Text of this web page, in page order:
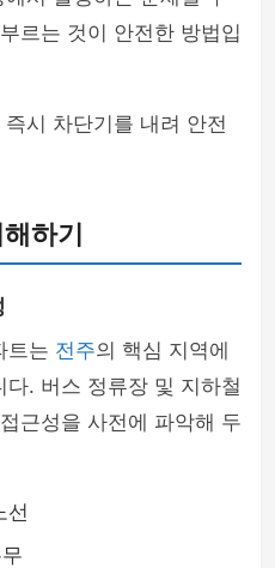
르는 것이 안전한 방법입
시 차단기를 내려 안전
하기
트는 전주의 핵심 지역에
. 버스 정류장 및 지하철
근성을 사전에 파악해 두
선